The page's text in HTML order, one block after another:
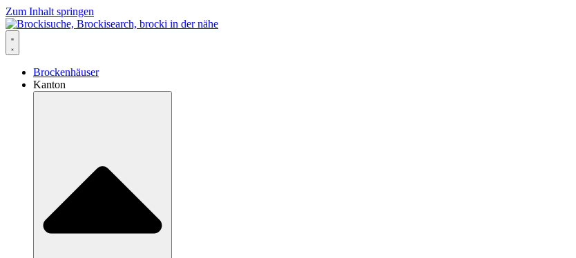
Zum Inhalt springen
Brockenhäuser
Kanton